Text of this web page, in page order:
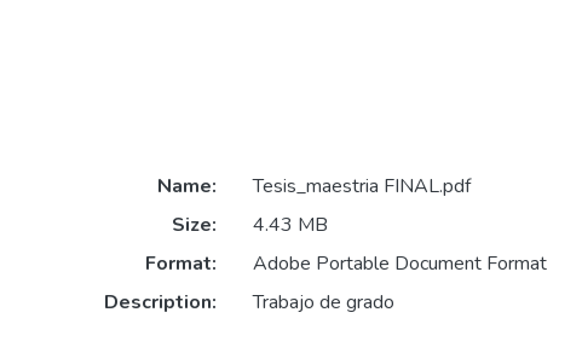
Name:
Tesis_maestria FINAL.pdf
Size:
4.43 MB
Format:
Adobe Portable Document Format
Description:
Trabajo de grado